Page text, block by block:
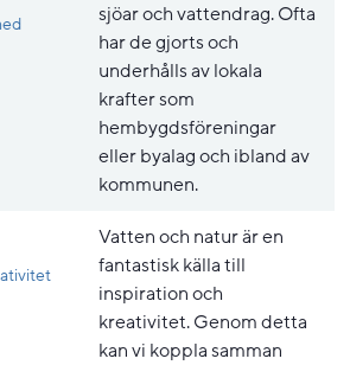
kB, öppnas i nytt fönster.
sjöar och vattendrag. Ofta
har de gjorts och
underhålls av lokala
krafter som
hembygdsföreningar
eller byalag och ibland av
kommunen.
kB, öppnas i nytt fönster.
Vatten och natur är en
fantastisk källa till
inspiration och
kreativitet. Genom detta
kan vi koppla samman